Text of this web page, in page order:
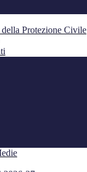
Protezione Civile